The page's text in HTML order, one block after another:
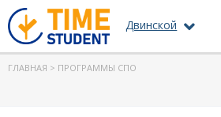
Двинской
ГЛАВНАЯ > ПРОГРАММЫ СПО